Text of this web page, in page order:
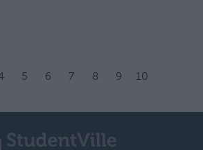
5 6 7 8 9 10